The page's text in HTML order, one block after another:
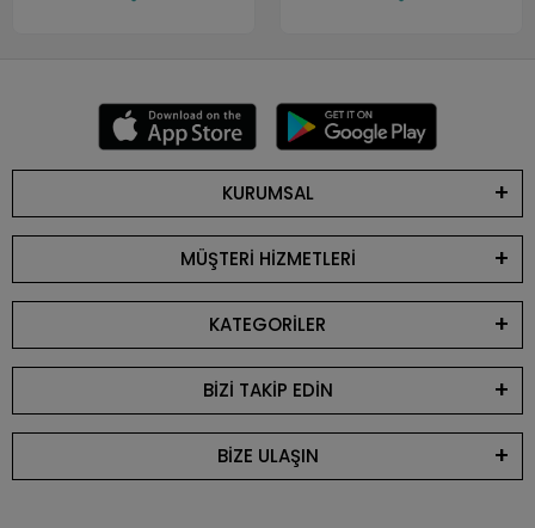
KURUMSAL
MÜŞTERİ HİZMETLERİ
KATEGORİLER
BİZİ TAKİP EDİN
BİZE ULAŞIN